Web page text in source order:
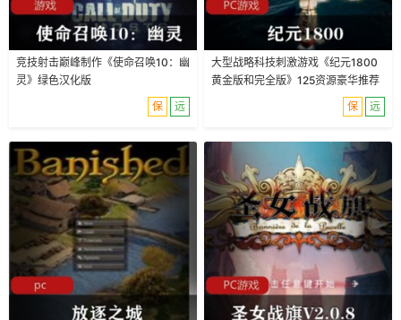
竞技射击巅峰制作《使命召唤10：幽
灵》绿色汉化版
保
远
大型战略科技刺激游戏《纪元1800
黄金版和完全版》125资源豪华推荐
保
远